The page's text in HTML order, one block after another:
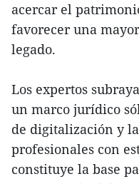
acercar el
favorecer una
legado.
Los expertos
un marco jurídico
de digitalización y
profesionales con
constituye la base